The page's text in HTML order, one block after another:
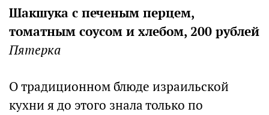
Шакшука с печеным перцем,
томатным соусом и хлебом, 200 рублей
Пятерка
О традиционном блюде израильской
кухни я до этого знала только по